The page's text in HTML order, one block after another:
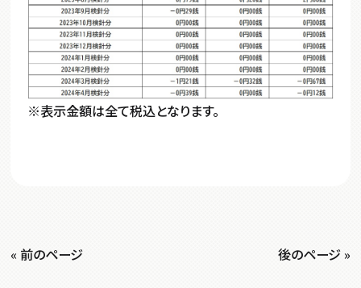
※表示金額は全て税込となります。
« 前のページ 後のページ »